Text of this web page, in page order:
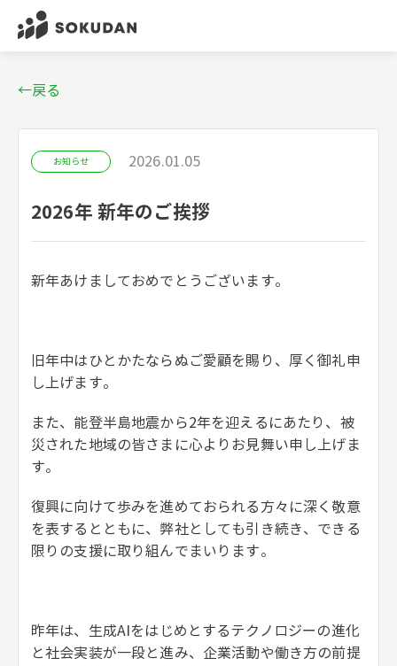
←戻る
お知らせ 2026.01.05
2026年 新年のご挨拶
新年あけましておめでとうございます。
旧年中はひとかたならぬご愛顧を賜り、厚く御礼申
し上げます。
また、能登半島地震から2年を迎えるにあたり、被
災された地域の皆さまに心よりお見舞い申し上げま
す。
復興に向けて歩みを進めておられる方々に深く敬意
を表するとともに、弊社としても引き続き、できる
限りの支援に取り組んでまいります。
昨年は、生成AIをはじめとするテクノロジーの進化
と社会実装が一段と進み、企業活動や働き方の前提